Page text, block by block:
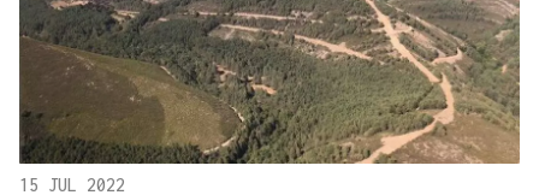
15 JUL 2022